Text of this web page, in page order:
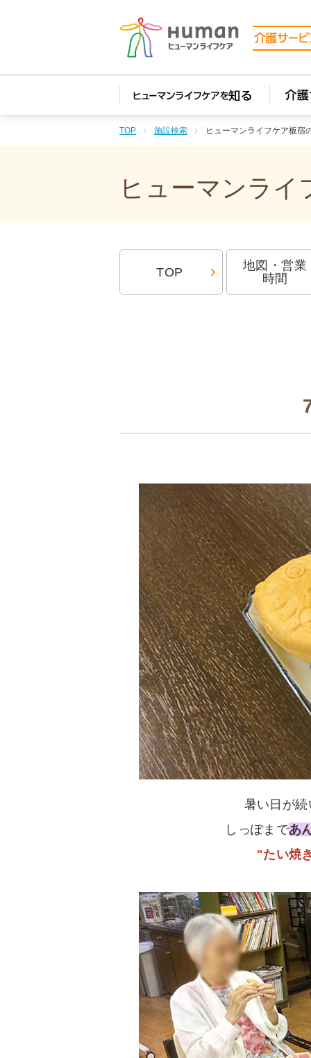
TOP 施設検索 ヒューマンライフケア板宿
ヒューマンライ
TOP
地図・営業
時間
暑い日が
しっぽまであ
"たい焼